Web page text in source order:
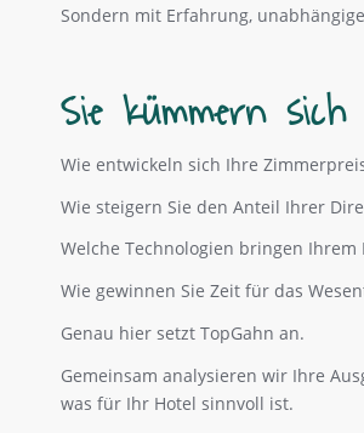
Sondern mit Erfahrung,
Sie kümmern
Wie entwickeln sich Ihre
Wie steigern Sie den Anteil Ihrer
Welche Technologien bringen
Wie gewinnen Sie Zeit für das
Genau hier setzt TopGahn an.
Gemeinsam analysieren wir Ihre
was für Ihr Hotel sinnvoll ist.